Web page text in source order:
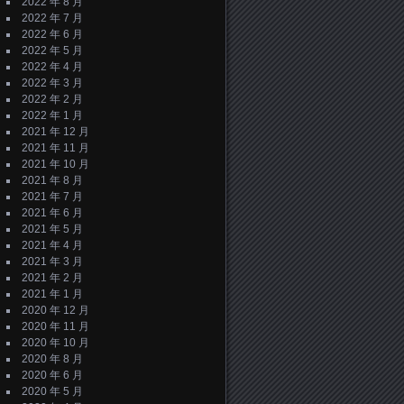
2022 年 7 月
2022 年 6 月
2022 年 5 月
2022 年 4 月
2022 年 3 月
2022 年 2 月
2022 年 1 月
2021 年 12 月
2021 年 11 月
2021 年 10 月
2021 年 8 月
2021 年 7 月
2021 年 6 月
2021 年 5 月
2021 年 4 月
2021 年 3 月
2021 年 2 月
2021 年 1 月
2020 年 12 月
2020 年 11 月
2020 年 10 月
2020 年 8 月
2020 年 6 月
2020 年 5 月